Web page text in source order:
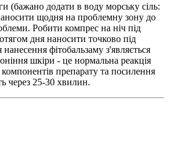
(бажано додати в воду морську сіль:
щодня на проблемну зону до
Робити компрес на ніч під
дня наносити точково під
фітобальзаму з'являється
шкіри - це нормальна реакція
препарату та посилення
через 25-30 хвилин.